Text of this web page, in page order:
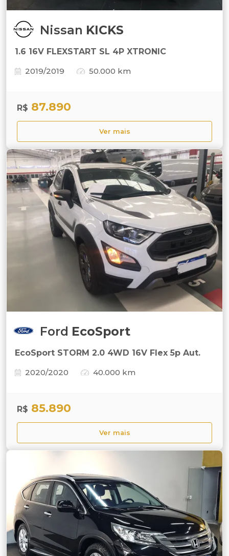
Nissan KICKS
1.6 16V FLEXSTART SL 4P XTRONIC
2019/2019
50.000 km
R$ 87.890
Ver mais
Ford EcoSport
EcoSport STORM 2.0 4WD 16V Flex 5p Aut.
2020/2020
40.000 km
R$ 85.890
Ver mais